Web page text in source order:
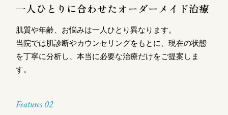
一人ひとりに合わせたオーダーメイド治療
肌質や年齢、お悩みは一人ひとり異なります。
当院では肌診断やカウンセリングをもとに、現在の状態
を丁寧に分析し、本当に必要な治療だけをご提案しま
す。
Features 02